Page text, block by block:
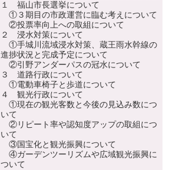
１ 福山市長選挙について
①３期目の市政運営に臨む考えについて
②投票率向上への取組について
２ 浸水対策について
①手城川流域浸水対策、蔵王雨水幹線の
進捗状況と完成予定について
②引野アンダーパスの冠水について
３ 道路行政について
①電動車椅子と歩道について
４ 観光行政について
①現在の観光客数と今後の見込み数につ
いて
②リピート率や認知度アップの取組につ
いて
③国宝化と観光振興について
④ガーデンツーリズムや広域観光振興に
ついて